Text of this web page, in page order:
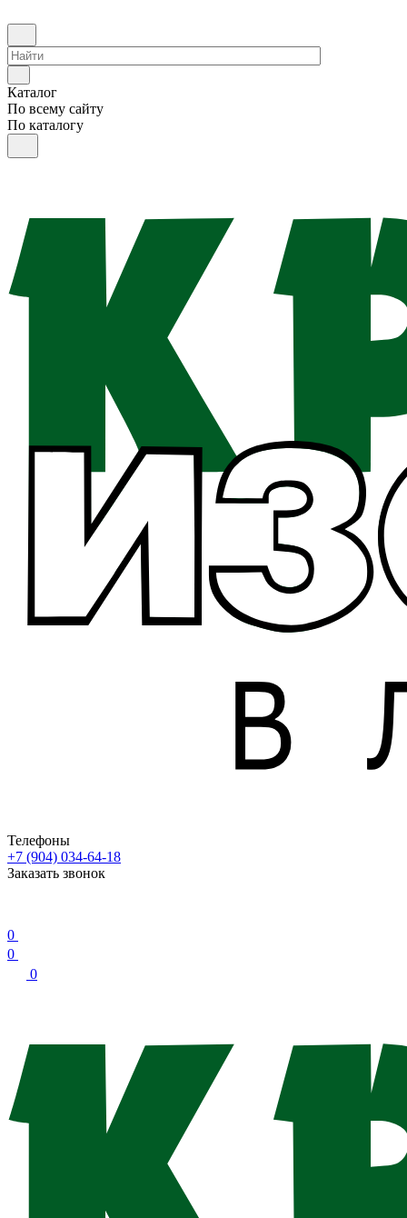
Каталог
По всему сайту
По каталогу
Телефоны
+7 (904) 034-64-18
Заказать звонок
0
0
0